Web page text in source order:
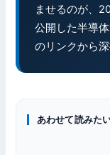
ませるのが、
公開した半導
のリンクから
あわせて読みた
ニュース
ニュース